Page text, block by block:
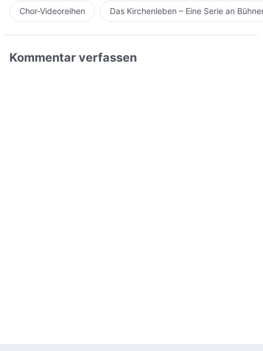
Chor-Videoreihen Das Kirchenleben – Eine Serie an
Kommentar verfassen